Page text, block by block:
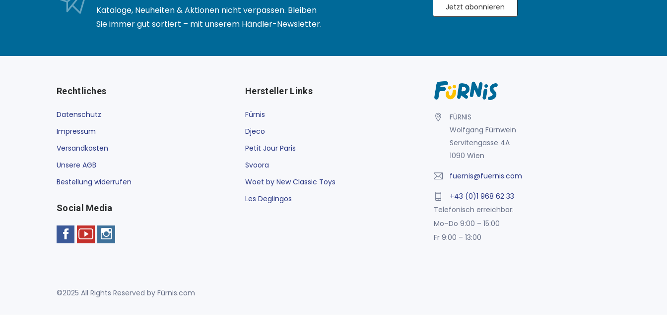
Kataloge, Neuheiten & Aktionen nicht verpassen. Bleiben
Sie immer gut sortiert – mit unserem Händler-Newsletter.
Jetzt abonnieren
Rechtliches
Datenschutz
Impressum
Versandkosten
Unsere AGB
Bestellung widerrufen
Social Media
Hersteller Links
Fürnis
Djeco
Petit Jour Paris
Svoora
Woet by New Classic Toys
Les Deglingos
FÜRNIS
Wolfgang Fürnwein
Servitengasse 4A
1090 Wien
fuernis@fuernis.com
+43 (0)1 968 62 33
Telefonisch erreichbar:
Mo–Do 9:00 – 15:00
Fr 9:00 – 13:00
©2025 All Rights Reserved by Fürnis.com